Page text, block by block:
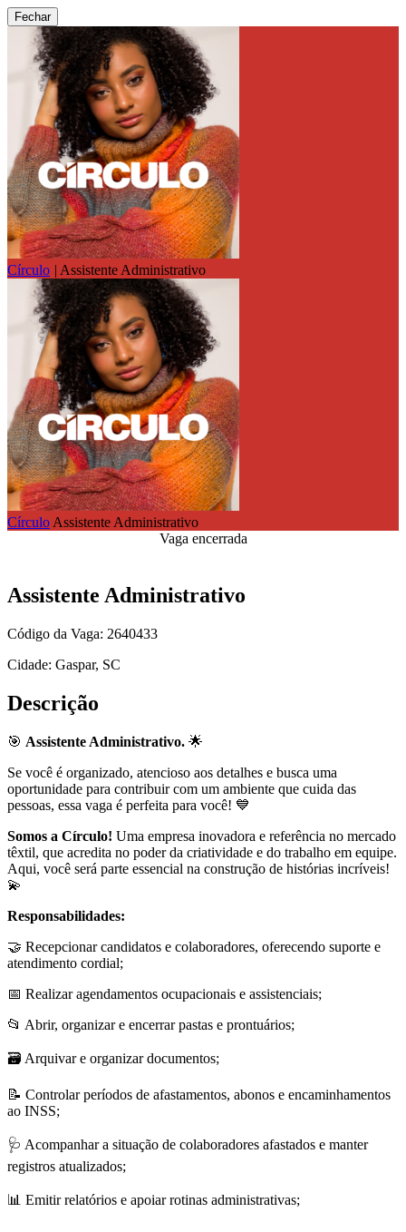
Fechar
Círculo | Assistente Administrativo
Círculo Assistente Administrativo
Vaga encerrada
Assistente Administrativo
Código da Vaga: 2640433
Cidade: Gaspar, SC
Descrição
🎯 Assistente Administrativo. 🌟
Se você é organizado, atencioso aos detalhes e busca uma
oportunidade para contribuir com um ambiente que cuida das
pessoas, essa vaga é perfeita para você! 💙
Somos a Círculo! Uma empresa inovadora e referência no mercado
têxtil, que acredita no poder da criatividade e do trabalho em equipe.
Aqui, você será parte essencial na construção de histórias incríveis!
💫
Responsabilidades:
🤝 Recepcionar candidatos e colaboradores, oferecendo suporte e
atendimento cordial;
📅 Realizar agendamentos ocupacionais e assistenciais;
📂 Abrir, organizar e encerrar pastas e prontuários;
🗃️ Arquivar e organizar documentos;
📝 Controlar períodos de afastamentos, abonos e encaminhamentos
ao INSS;
🩺 Acompanhar a situação de colaboradores afastados e manter
registros atualizados;
📊 Emitir relatórios e apoiar rotinas administrativas;